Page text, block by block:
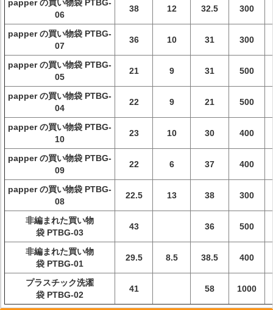
papper の買い物袋 PTBG-
06
38 12 32.5 300
papper の買い物袋 PTBG-
07
36 10 31 300
papper の買い物袋 PTBG-
05
21 9 31 500
papper の買い物袋 PTBG-
04
22 9 21 500
papper の買い物袋 PTBG-
10
23 10 30 400
papper の買い物袋 PTBG-
09
22 6 37 400
papper の買い物袋 PTBG-
08
22.5 13 38 300
非編まれた買い物
袋 PTBG-03
43 36 500
非編まれた買い物
袋 PTBG-01
29.5 8.5 38.5 400
プラスチック洗濯
袋 PTBG-02
41 58 1000